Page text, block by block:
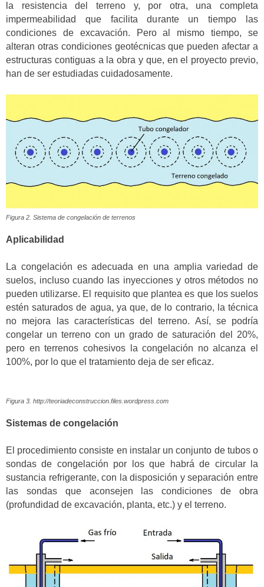
la resistencia del terreno y, por otra, una completa
impermeabilidad que facilita durante un tiempo las
condiciones de excavación. Pero al mismo tiempo, se
alteran otras condiciones geotécnicas que pueden afectar a
estructuras contiguas a la obra y que, en el proyecto previo,
han de ser estudiadas cuidadosamente.
Figura 2. Sistema de congelación de terrenos
Aplicabilidad
La congelación es adecuada en una amplia variedad de
suelos, incluso cuando las inyecciones y otros métodos no
pueden utilizarse. El requisito que plantea es que los suelos
estén saturados de agua, ya que, de lo contrario, la técnica
no mejora las características del terreno. Así, se podría
congelar un terreno con un grado de saturación del 20%,
pero en terrenos cohesivos la congelación no alcanza el
100%, por lo que el tratamiento deja de ser eficaz.
Figura 3. http://teoriadeconstruccion.files.wordpress.com
Sistemas de congelación
El procedimiento consiste en instalar un conjunto de tubos o
sondas de congelación por los que habrá de circular la
sustancia refrigerante, con la disposición y separación entre
las sondas que aconsejen las condiciones de obra
(profundidad de excavación, planta, etc.) y el terreno.